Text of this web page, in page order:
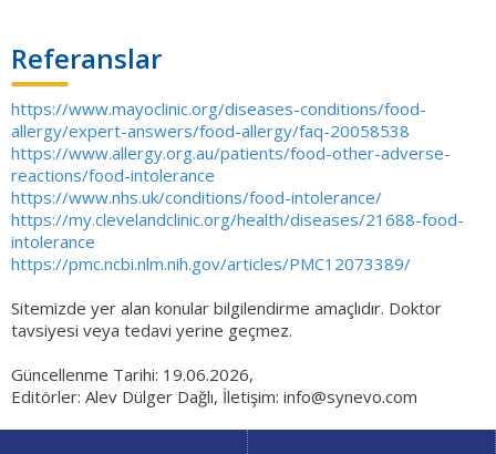
Referanslar
https://www.mayoclinic.org/diseases-conditions/food-
allergy/expert-answers/food-allergy/faq-20058538
https://www.allergy.org.au/patients/food-other-adverse-
reactions/food-intolerance
https://www.nhs.uk/conditions/food-intolerance/
https://my.clevelandclinic.org/health/diseases/21688-food-
intolerance
https://pmc.ncbi.nlm.nih.gov/articles/PMC12073389/
Sitemizde yer alan konular bilgilendirme amaçlıdır. Doktor
tavsiyesi veya tedavi yerine geçmez.
Güncellenme Tarihi: 19.06.2026,
Editörler: Alev Dülger Dağlı, İletişim: info@synevo.com